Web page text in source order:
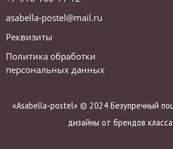
asabella-postel@mail.ru
Реквизиты
Политика обработки
персональных данных
«Asabella-postel» © 2024 Безупречный
дизайны от брендов